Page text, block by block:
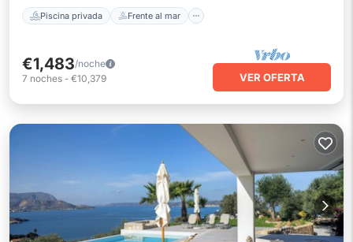
Piscina privada Frente al mar
€1,483/noche
7 noches - €10,379 VER OFERTA